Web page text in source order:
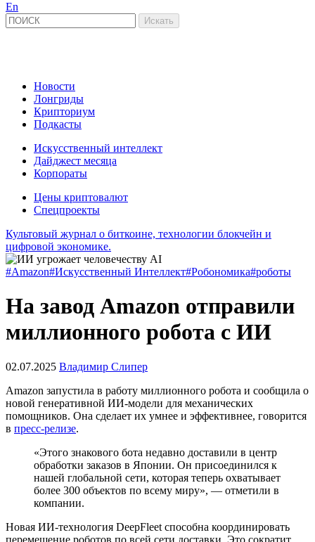
En
Новости
Лонгриды
Крипториум
Подкасты
Искусственный интеллект
Дайджест месяца
Корпораты
Цены криптовалют
Спецпроекты
Культовый журнал о биткоине, технологии блокчейн и
цифровой экономике.
#Amazon#Искусственный Интеллект#Робономика#роботы
На завод Amazon отправили
миллионного робота с ИИ
02.07.2025 Владимир Слипер
Amazon запустила в работу миллионного робота и сообщила о
новой генеративной ИИ-модели для механических
помощников. Она сделает их умнее и эффективнее, говорится
в пресс-релизе.
«Этого знакового бота недавно доставили в центр
обработки заказов в Японии. Он присоединился к
нашей глобальной сети, которая теперь охватывает
более 300 объектов по всему миру», — отметили в
компании.
Новая ИИ-технология DeepFleet способна координировать
перемещение роботов по всей сети доставки. Это сократит